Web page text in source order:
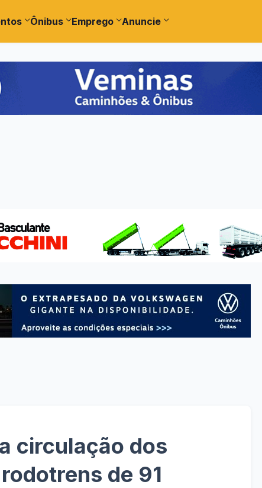
Ônibus Emprego Anuncie
circulação dos
de 91